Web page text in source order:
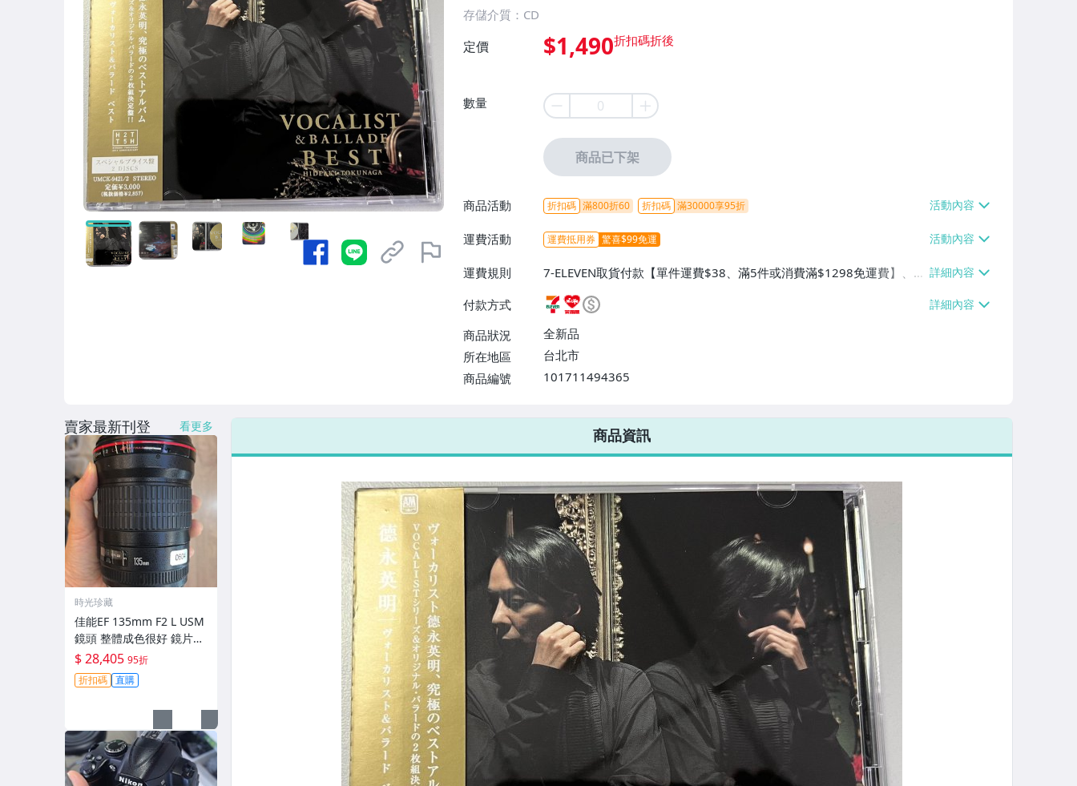
存儲介質：CD
定價 $1,490
數量
商品已下架
商品活動 折扣碼 滿800折60 折扣碼 滿30000享95折
運費活動 運費抵用券 驚喜$99免運
運費規則
7-ELEVEN取貨付款【單件運費$38、滿5件或消費滿$1298免運費】、7-
ELEVEN取貨不付款【免運費】、萊爾富取貨付款【單件運費$60、滿5件
或消費滿$1298免運費】、宅配/貨運【單件運費$120、滿5件或消費滿
$1598免運費】
付款方式
商品狀況
全新品
所在地區
台北市
商品編號
101711494365
7-ELEVEN 運費只要38元
不限金額、筆數，筆筆優惠無限次！
商品資訊
賣家最新刊登 看更多
時光珍藏
佳能EF 135mm F2 L USM
鏡頭 整體成色很好 鏡片完
美無劃痕 功能一切正常 無
拆修無-3430
$ 28,405 95折
折扣碼 直購